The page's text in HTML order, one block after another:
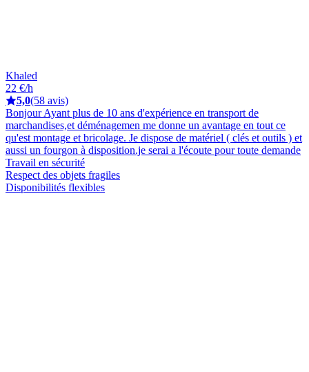
Khaled
22 €/h
5,0(58 avis)
Bonjour Ayant plus de 10 ans d'expérience en transport de
marchandises,et déménagemen me donne un avantage en tout ce
qu'est montage et bricolage. Je dispose de matériel ( clés et outils ) et
aussi un fourgon à disposition.je serai a l'écoute pour toute demande
Travail en sécurité
Respect des objets fragiles
Disponibilités flexibles